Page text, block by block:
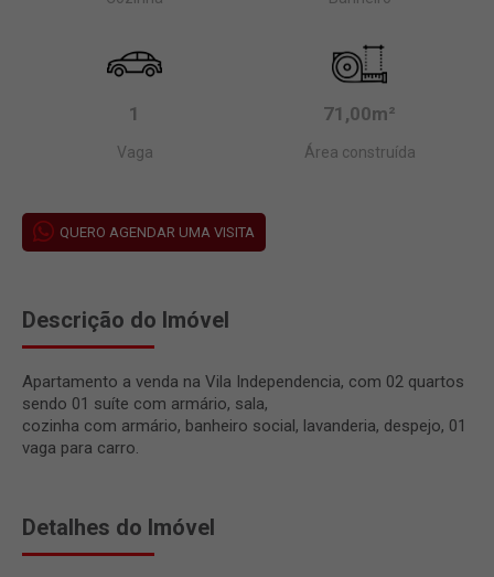
1
Vaga
71,00m²
Área construída
QUERO AGENDAR UMA VISITA
Descrição do Imóvel
Apartamento a venda na Vila Independencia, com 02 quartos
sendo 01 suíte com armário, sala,
cozinha com armário, banheiro social, lavanderia, despejo, 01
vaga para carro.
Detalhes do Imóvel